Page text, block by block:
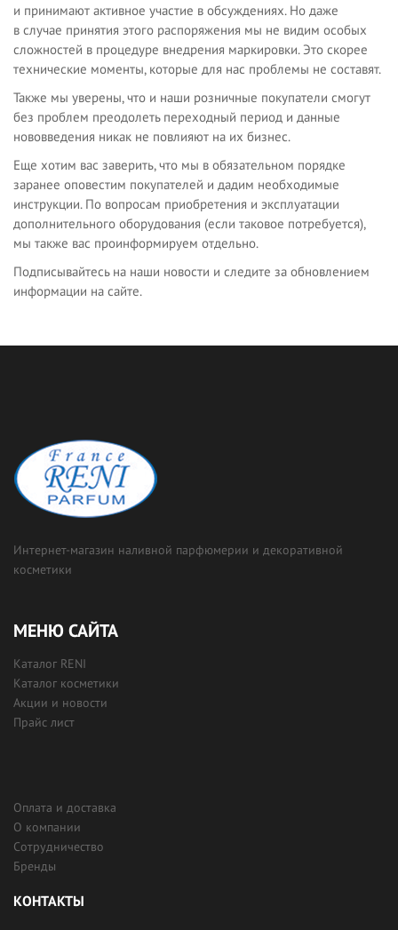
и принимают активное участие в обсуждениях. Но даже
в случае принятия этого распоряжения мы не видим особых
сложностей в процедуре внедрения маркировки. Это скорее
технические моменты, которые для нас проблемы не составят.
Также мы уверены, что и наши розничные покупатели смогут
без проблем преодолеть переходный период и данные
нововведения никак не повлияют на их бизнес.
Еще хотим вас заверить, что мы в обязательном порядке
заранее оповестим покупателей и дадим необходимые
инструкции. По вопросам приобретения и эксплуатации
дополнительного оборудования (если таковое потребуется),
мы также вас проинформируем отдельно.
Подписывайтесь на наши новости и следите за обновлением
информации на сайте.
Интернет-магазин наливной парфюмерии и декоративной
косметики
МЕНЮ САЙТА
Каталог RENI
Каталог косметики
Акции и новости
Прайс лист
Оплата и доставка
О компании
Сотрудничество
Бренды
КОНТАКТЫ